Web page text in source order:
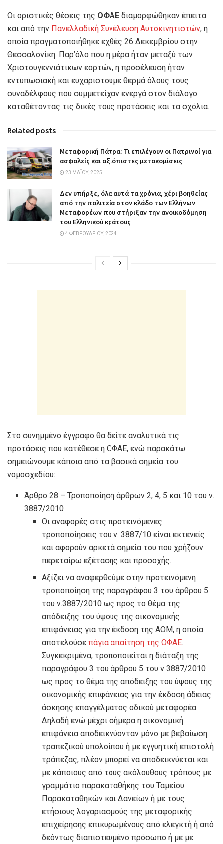
Οι οριστικές θέσεις της ΟΦΑΕ διαμορφώθηκαν έπειτα
και από την Πανελλαδική Συνέλευση Αυτοκινητιστών, η
οποία πραγματοποιήθηκε εχθές 26 Δεκεμβρίου στην
Θεσσαλονίκη. Παρ’όλο που η μέρα ήταν μεταξύ των
Χριστουγεννιάτικων εορτών, η προσέλευση ήταν
εντυπωσιακή και ευχαριστούμε θερμά όλους τους
συναδέλφους που συμμετείχαν ενεργά στον διάλογο
καταθέτοντας τις δικές τους προτάσεις και τα σχόλια.
Related posts
Μεταφορική Πάτρα: Τι επιλέγουν οι Πατρινοί για
ασφαλείς και αξιόπιστες μετακομίσεις
23 ΜΑΪ́ΟΥ, 2025
Δεν υπήρξε, όλα αυτά τα χρόνια, χέρι βοηθείας
από την πολιτεία στον κλάδο των Ελλήνων
Μεταφορέων που στήριξαν την ανοικοδόμηση
του Ελληνικού κράτους
4 ΦΕΒΡΟΥΑΡΊΟΥ, 2024
Στο συνημμένο έγγραφο θα δείτε αναλυτικά τις
προτάσεις που κατέθεσε η ΟΦΑΕ, ενώ παρακάτω
σημειώνουμε κάποια από τα βασικά σημεία του
νομοσχεδίου:
Άρθρο 28 – Τροποποίηση άρθρων 2, 4, 5 και 10 του ν.
3887/2010
Οι αναφορές στις προτεινόμενες
τροποποίησεις του ν. 3887/10 είναι εκτενείς
και αφορούν αρκετά σημεία του που χρήζουν
περεταίρω εξέτασης και προσοχής.
Αξίζει να αναφερθούμε στην προτεινόμενη
τροποποίηση της παραγράφου 3 του άρθρου 5
του ν.3887/2010 ως προς το θέμα της
απόδειξης του ύψους της οικονομικής
επιφάνειας για την έκδοση της ΑΟΜ, η οποία
αποτελούσε πάγια απαίτηση της ΟΦΑΕ.
Συγκεκριμένα, τροποποιείται η διάταξη της
παραγράφου 3 του άρθρου 5 του ν 3887/2010
ως προς το θέμα της απόδειξης του ύψους της
οικονομικής επιφάνειας για την έκδοση άδειας
άσκησης επαγγέλματος οδικού μεταφορέα.
Δηλαδή ενώ μέχρι σήμερα η οικονομική
επιφάνεια αποδεικνύονταν μόνο με βεβαίωση
τραπεζικού υπολοίπου ή με εγγυητική επιστολή
τράπεζας, πλέον μπορεί να αποδεικνύεται και
με κάποιους από τους ακόλουθους τρόπους με
γραμμάτιο παρακαταθήκης του Ταμείου
Παρακαταθηκών και Δανείων ή με τους
ετήσιους λογαριασμούς της μεταφορικής
επιχείρησης επικυρωμένους από ελεγκτή ή από
δεόντως διαπιστευμένο πρόσωπο ή με με